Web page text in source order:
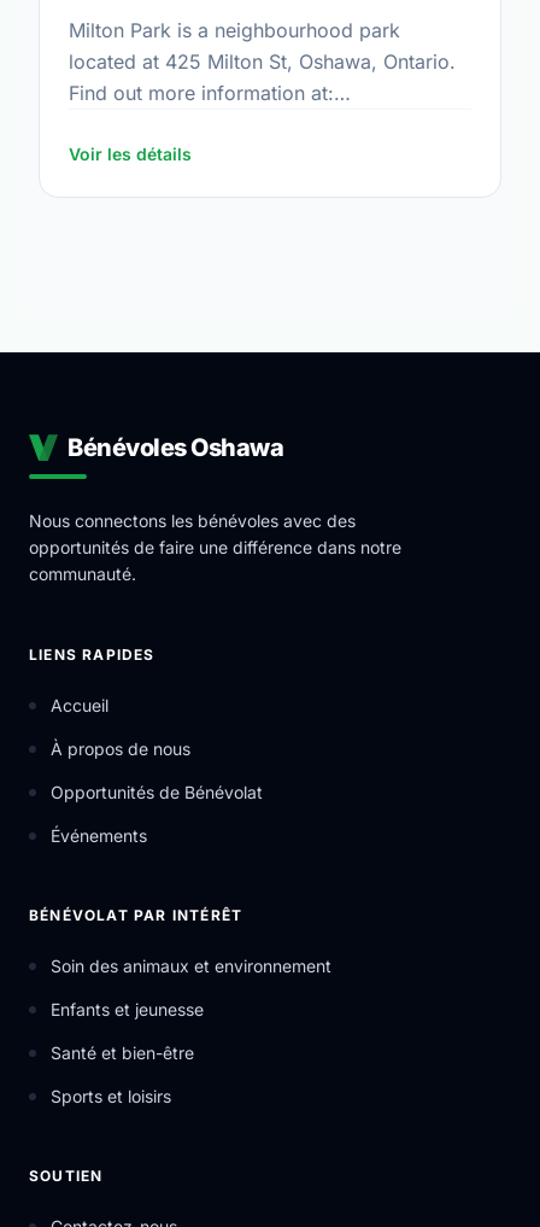
Milton Park is a neighbourhood park
located at 425 Milton St, Oshawa, Ontario.
Find out more information at:
Voir les détails
Bénévoles Oshawa
Nous connectons les bénévoles avec des
opportunités de faire une différence dans notre
communauté.
LIENS RAPIDES
Accueil
À propos de nous
Opportunités de Bénévolat
Événements
BÉNÉVOLAT PAR INTÉRÊT
Soin des animaux et environnement
Enfants et jeunesse
Santé et bien-être
Sports et loisirs
SOUTIEN